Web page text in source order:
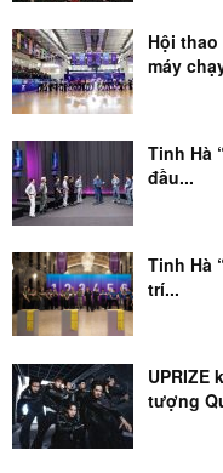
Hội
máy
Tinh Hà
đầu...
Tinh Hà
trí...
UPRIZE
tượng